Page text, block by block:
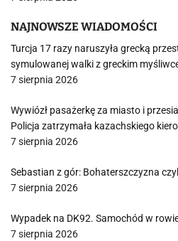
NAJNOWSZE WIADOMOŚCI
Turcja 17 razy naruszyła grecką
symulowanej walki z greckim
7 sierpnia 2026
Wywiózł pasażerkę za miasto i
Policja zatrzymała kazachskiego
7 sierpnia 2026
Sebastian z gór: Bohaterszczyzna
7 sierpnia 2026
Wypadek na DK92. Samochód w
7 sierpnia 2026